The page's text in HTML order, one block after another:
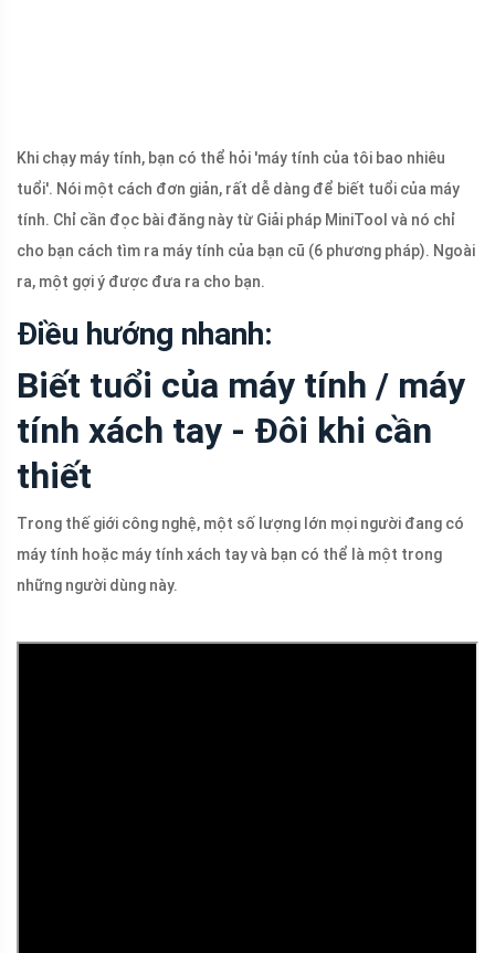
Khi chạy máy tính, bạn có thể hỏi 'máy tính của tôi bao nhiêu
tuổi'. Nói một cách đơn giản, rất dễ dàng để biết tuổi của máy
tính. Chỉ cần đọc bài đăng này từ Giải pháp MiniTool và nó chỉ
cho bạn cách tìm ra máy tính của bạn cũ (6 phương pháp). Ngoài
ra, một gợi ý được đưa ra cho bạn.
Điều hướng nhanh:
Biết tuổi của máy tính / máy
tính xách tay - Đôi khi cần
thiết
Trong thế giới công nghệ, một số lượng lớn mọi người đang có
máy tính hoặc máy tính xách tay và bạn có thể là một trong
những người dùng này.